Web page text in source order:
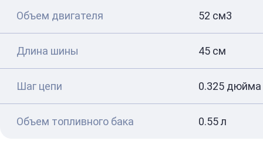
Объем двигателя 52 см3
Длина шины 45 см
Шаг цепи 0.325 дюйма
Объем топливного бака 0.55 л